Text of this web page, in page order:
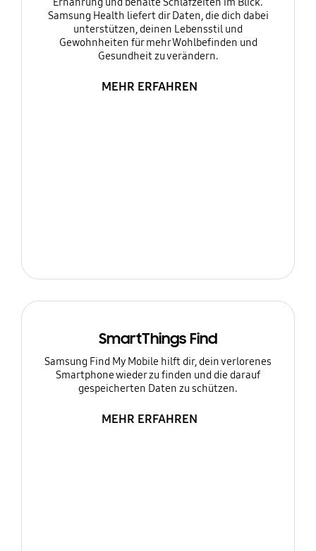
Samsung Health liefert dir Daten, die dich dabei
unterstützen, deinen Lebensstil und
Gewohnheiten für mehr Wohlbefinden und
Gesundheit zu verändern.
MEHR ERFAHREN
SmartThings Find
Samsung Find My Mobile hilft dir, dein verlorenes
Smartphone wieder zu finden und die darauf
gespeicherten Daten zu schützen.
MEHR ERFAHREN